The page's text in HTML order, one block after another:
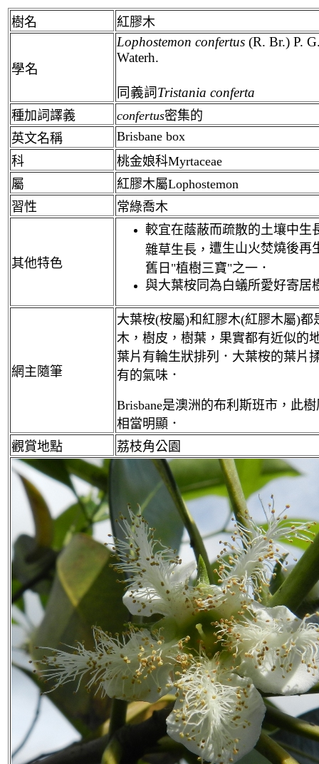
樹名 紅膠木
學名
Lophostemon confertus (R. Br.) P.
Waterh.
同義詞Tristania conferta
種加詞譯義 confertus密集的
英文名稱
Brisbane box
科
桃金娘科Myrtaceae
屬
紅膠木屬Lophostemon
習性
常綠喬木
其他特色
較宜在蔭蔽而疏散的土壤中生
雜草生長， 遭生山火焚燒後再
舊日"植樹三寶"之一．
與大葉桉同為白蟻所愛好寄居
網主隨筆
大葉桉(桉屬)和紅膠木(紅膠木屬)都
木，樹皮，樹葉，果實都有近似的
葉片有輪生狀排列．大葉桉的葉片
有的氣味．
Brisbane是澳洲的布利斯班市，此
相當明顯．
觀賞地點
荔枝角公園